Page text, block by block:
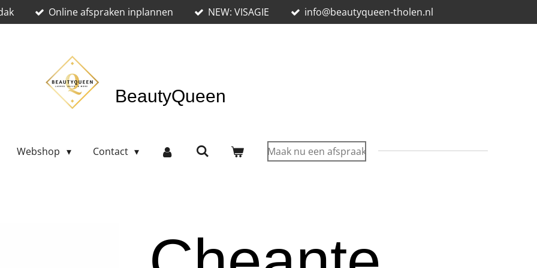
Online afspraken inplannen NEW: VISAGIE info@beautyqueen-tholen.nl
BeautyQueen
Webshop Contact Maak nu een afspraak